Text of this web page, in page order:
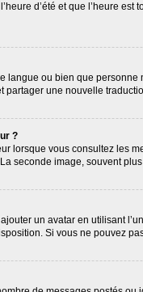
d’été et que l’heure
langue ou bien que
une nouvelle
?
lorsque vous consultez les
seconde image, souvent
un avatar en utilisant
Si vous ne pouvez